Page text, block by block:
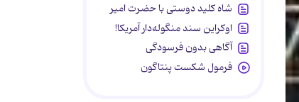
شاه کلید دوستی با حضرت امیر
اوکراین سند منگوله‌دار آمریکا!
آگاهی بدون فرسودگی
فرمول شکست پنتاگون